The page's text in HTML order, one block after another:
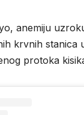
anemiju
krvnih stanica
protoka